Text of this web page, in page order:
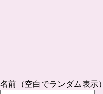
名前（空白でランダム表示）